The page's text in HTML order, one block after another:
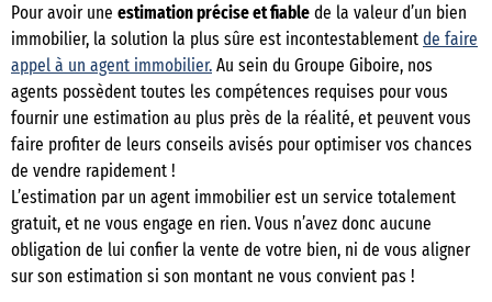
Pour avoir une estimation précise et fiable de la valeur d’un bien
immobilier, la solution la plus sûre est incontestablement de faire
appel à un agent immobilier. Au sein du Groupe Giboire, nos
agents possèdent toutes les compétences requises pour vous
fournir une estimation au plus près de la réalité, et peuvent vous
faire profiter de leurs conseils avisés pour optimiser vos chances
de vendre rapidement !
L’estimation par un agent immobilier est un service totalement
gratuit, et ne vous engage en rien. Vous n’avez donc aucune
obligation de lui confier la vente de votre bien, ni de vous aligner
sur son estimation si son montant ne vous convient pas !